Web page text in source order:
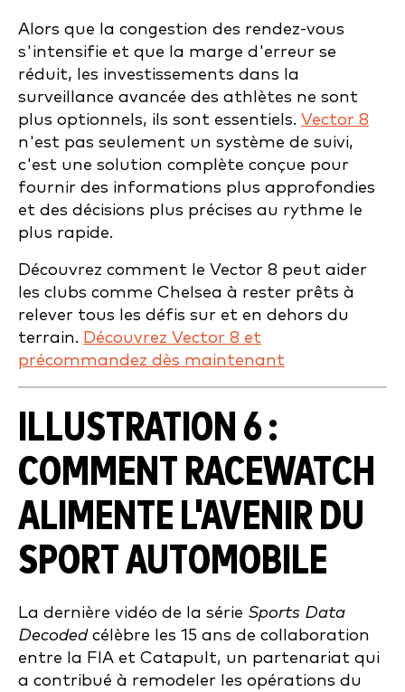
Alors que la congestion des rendez-vous
s'intensifie et que la marge d'erreur se
réduit, les investissements dans la
surveillance avancée des athlètes ne sont
plus optionnels, ils sont essentiels. Vector 8
n'est pas seulement un système de suivi,
c'est une solution complète conçue pour
fournir des informations plus approfondies
et des décisions plus précises au rythme le
plus rapide.
Découvrez comment le Vector 8 peut aider
les clubs comme Chelsea à rester prêts à
relever tous les défis sur et en dehors du
terrain. Découvrez Vector 8 et
précommandez dès maintenant
ILLUSTRATION 6 :
COMMENT RACEWATCH
ALIMENTE L'AVENIR DU
SPORT AUTOMOBILE
La dernière vidéo de la série Sports Data
Decodedcélèbre les 15 ans de collaboration
entre la FIA et Catapult, un partenariat qui
a contribué à remodeler les opérations du